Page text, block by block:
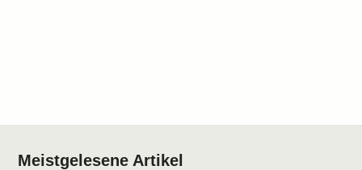
Meistgelesene Artikel